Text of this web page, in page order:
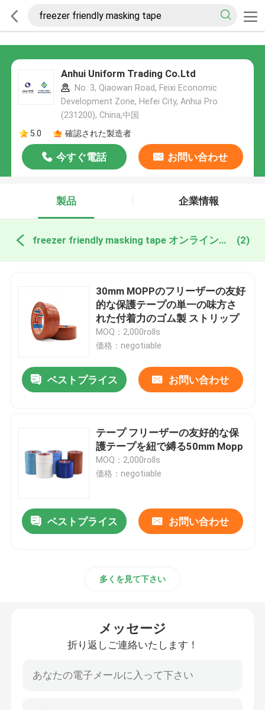
Anhui Uniform Trading Co.Ltd
No. 3, Qiaowan Road, Feixi Economic
Development Zone, Hefei City, Anhui Pro.
(231200), China,中国
5.0
確認された製造者
今すぐ電話 お問い合わせ
製品 企業情報
freezer friendly masking tape オンライン製造 (2)
30mm MOPPのフリーザーの友好
的な保護テープの単一の味方さ
れた付着力のゴム製 ストリップ
MOQ：2,000rolls
価格：negotiable
ベストプライス お問い合わせ
テープ フリーザーの友好的な保
護テープを紐で縛る50mm Mopp
MOQ：2,000rolls
価格：negotiable
ベストプライス お問い合わせ
多くを見て下さい
メッセージ
折り返しご連絡いたします！